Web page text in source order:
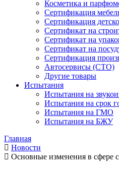
Косметика и
Сертификация
Сертификация
Сертификат на
Сертификат на
Сертификат на
Сертификация
Автосервисы (СТО)
Другие товары
Испытания
Испытания на
Испытания на срок
Испытания на ГМО
Испытания на БЖУ
Главная
Новости
Основные изменения в сфере